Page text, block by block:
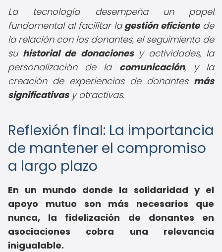
La tecnología desempeña un papel
fundamental al facilitar la gestión eficientede
la relación con los donantes, el seguimiento de
su historial de donacionesy actividades, la
personalización de la comunicación, y la
creación de experiencias de donantes más
significativasy atractivas.
Reflexión final: La importancia
de mantener el compromiso
a largo plazo
En un mundo donde la solidaridad y el
apoyo mutuo son más necesarios que
nunca, la fidelización de donantes en
asociaciones cobra una relevancia
inigualable.